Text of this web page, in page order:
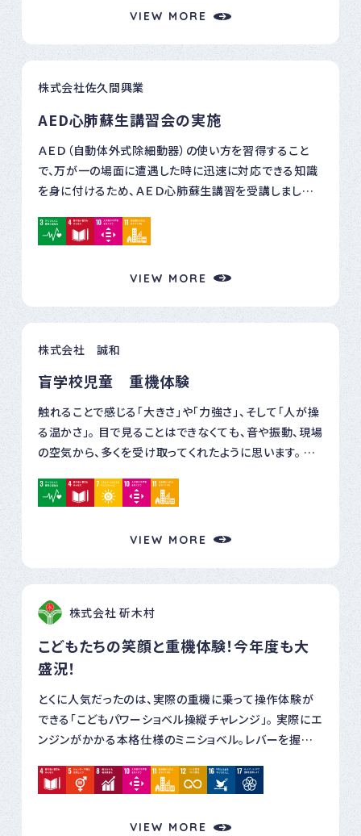
も早く、現地の皆さまが元の生活を取り戻せますように。
阜から被災地に向けて出発！ 「みんなのチカラで！」を
↓被災地での様子。 少しずつですが、復興のための解
体作業が進んでいます。
VIEW MORE
株式会社佐久間興業
AED心肺蘇生講習会の実施
ＡＥＤ（自動体外式除細動器）の使い方を習得すること
で、万が一の場面に遭遇した時に迅速に対応できる知識
を身に付けるため、ＡＥＤ心肺蘇生講習を受講しました。
するような場面に遭遇するかわかりません。倒れてから
５分以内にＡＥＤを使用することで、脳へのダメージが少
なくなり社会復帰できる可能性が高くなるとのお話でし
命を守ることができます。ＡＥＤの画面を見ながらパッド
り、外国人技能実習生をはじめ1人1人が真剣に講習に
取り組みました。 万が一の場面で、ＡＥＤ！と思いつける
よう、ＡＥＤを身近なものにしていきたいと考えています。
VIEW MORE
株式会社 誠和
盲学校児童 重機体験
触れることで感じる「大きさ」や「力強さ」、そして「人が操
る温かさ」。 目で見ることはできなくても、音や振動、現場
の空気から、多くを受け取ってくれたように思います。 あ
んだかワクワクした」 と笑顔で話してくれました。 その言
葉に、私たちの方が大きな勇気と学びをもらいました。
「見えないからできない」のではなく、 「感じる力」が、新し
とりの将来に少しでも希望や選択肢になってくれたら、と
るお手紙をいただきました。 ありがとうございました。
VIEW MORE
株式会社 斫木村
こどもたちの笑顔と重機体験！今年度も大
盛況！
とくに人気だったのは、実際の重機に乗って操作体験が
できる「こどもパワーショベル操縦チャレンジ」。 実際にエ
ンジンがかかる本格仕様のミニショベル。レバーを握れ
見た目だけではなく、操作音や動作まで、本物そっくりな
をにぎっていました。スタッフの声かけやサポートを受け
VIEW MORE